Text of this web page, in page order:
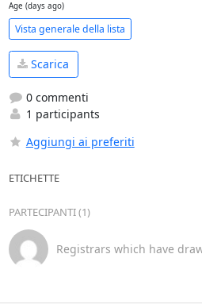
Age (days ago)
Vista generale della lista
Scarica
0 commenti
1 participants
Aggiungi ai preferiti
ETICHETTE
PARTECIPANTI (1)
Registrars which have